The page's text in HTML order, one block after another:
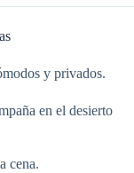
y privados.
en el desierto
cena.